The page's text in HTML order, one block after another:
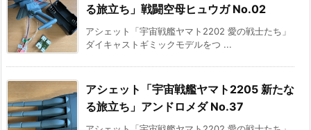
る旅立ち」戦闘空母ヒュウガ No.02
アシェット「宇宙戦艦ヤマト2202 愛の戦士たち」
ダイキャストギミックモデルをつ ...
アシェット「宇宙戦艦ヤマト2205 新たな
る旅立ち」アンドロメダ No.37